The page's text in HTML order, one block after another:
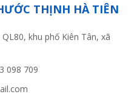
THỊNH HÀ TIÊN
khu phố Kiên Tân, xã
098 709